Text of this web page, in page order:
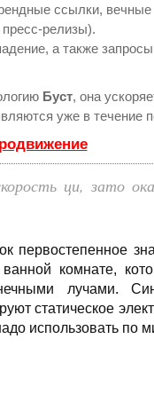
ссылки, вечные
релизы).
а также
Буст, она
уже в течение
ци, зато
первостепенное
комнате,
лучами.
статическое
использовать по